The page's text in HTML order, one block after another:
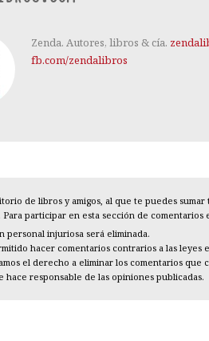
Zenda. Autores, libros & cía.
fb.com/zendalibros
de libros y amigos, al que te puedes
. Para participar en esta sección de comentarios
personal injuriosa será eliminada.
hacer comentarios contrarios a las leyes
el derecho a eliminar los comentarios que
hace responsable de las opiniones publicadas.